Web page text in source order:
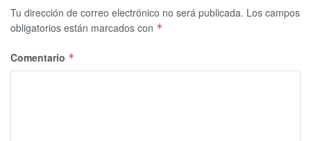
Tu dirección de correo electrónico no será publicada. Los campos
obligatorios están marcados con *
Comentario *